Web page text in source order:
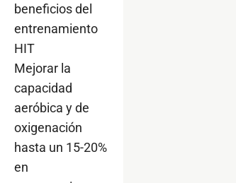
beneficios del
entrenamiento
HIT
Mejorar la
capacidad
aeróbica y de
oxigenación
hasta un 15-20%
en